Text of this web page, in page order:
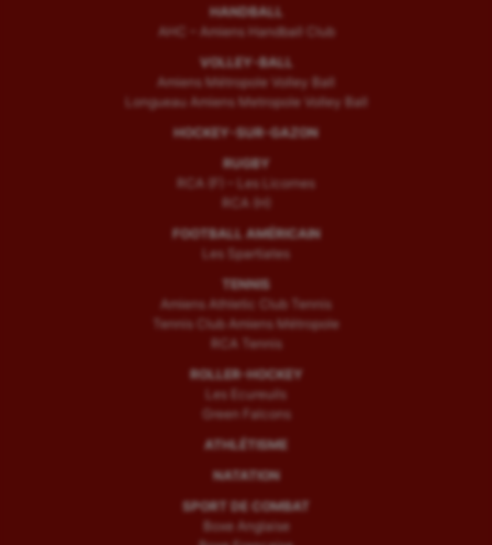
HANDBALL
AHC – Amiens Handball Club
VOLLEY-BALL
Amiens Métropole Volley Ball
Longueau Amiens Metropole Volley Ball
HOCKEY-SUR-GAZON
RUGBY
RCA (F) – Les Licornes
RCA (H)
FOOTBALL AMÉRICAIN
Les Spartiates
TENNIS
Amiens Athletic Club Tennis
Tennis Club Amiens Métropole
RCA Tennis
ROLLER-HOCKEY
Les Ecureuils
Green Falcons
ATHLÉTISME
NATATION
SPORT DE COMBAT
Boxe Anglaise